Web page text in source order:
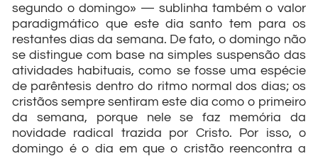
segundo o domingo» — sublinha também o valor
paradigmático que este dia santo tem para os
restantes dias da semana. De fato, o domingo não
se distingue com base na simples suspensão das
atividades habituais, como se fosse uma espécie
de parêntesis dentro do ritmo normal dos dias; os
cristãos sempre sentiram este dia como o primeiro
da semana, porque nele se faz memória da
novidade radical trazida por Cristo. Por isso, o
domingo é o dia em que o cristão reencontra a